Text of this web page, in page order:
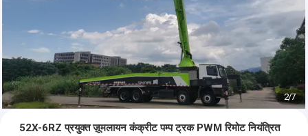
2/7
52X-6RZ प्रयुक्त ज़ूमलायन कंक्रीट पम्प ट्रक PWM रिमोट नियंत्रित